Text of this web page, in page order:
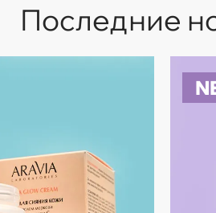
Последние